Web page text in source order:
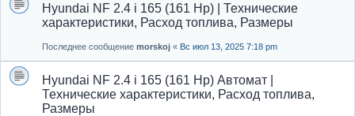
Hyundai NF 2.4 i 165 (161 Hp) | Технические
характеристики, Расход топлива, Размеры
Последнее сообщение morskoj « Вс июл 13, 2025 7:18 pm
Hyundai NF 2.4 i 165 (161 Hp) Автомат |
Технические характеристики, Расход топлива,
Размеры